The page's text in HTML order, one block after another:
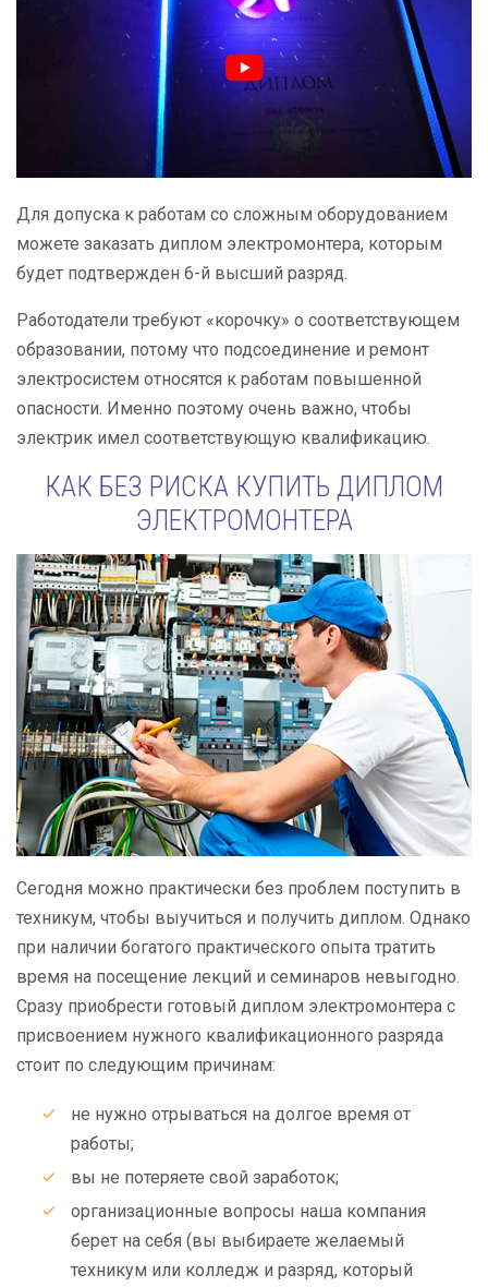
Для допуска к работам со сложным оборудованием
можете заказать диплом электромонтера, которым
будет подтвержден 6-й высший разряд.
Работодатели требуют «корочку» о соответствующем
образовании, потому что подсоединение и ремонт
электросистем относятся к работам повышенной
опасности. Именно поэтому очень важно, чтобы
электрик имел соответствующую квалификацию.
КАК БЕЗ РИСКА КУПИТЬ ДИПЛОМ
ЭЛЕКТРОМОНТЕРА
Сегодня можно практически без проблем поступить в
техникум, чтобы выучиться и получить диплом. Однако
при наличии богатого практического опыта тратить
время на посещение лекций и семинаров невыгодно.
Сразу приобрести готовый диплом электромонтера с
присвоением нужного квалификационного разряда
стоит по следующим причинам:
не нужно отрываться на долгое время от
работы;
вы не потеряете свой заработок;
организационные вопросы наша компания
берет на себя (вы выбираете желаемый
техникум или колледж и разряд, который